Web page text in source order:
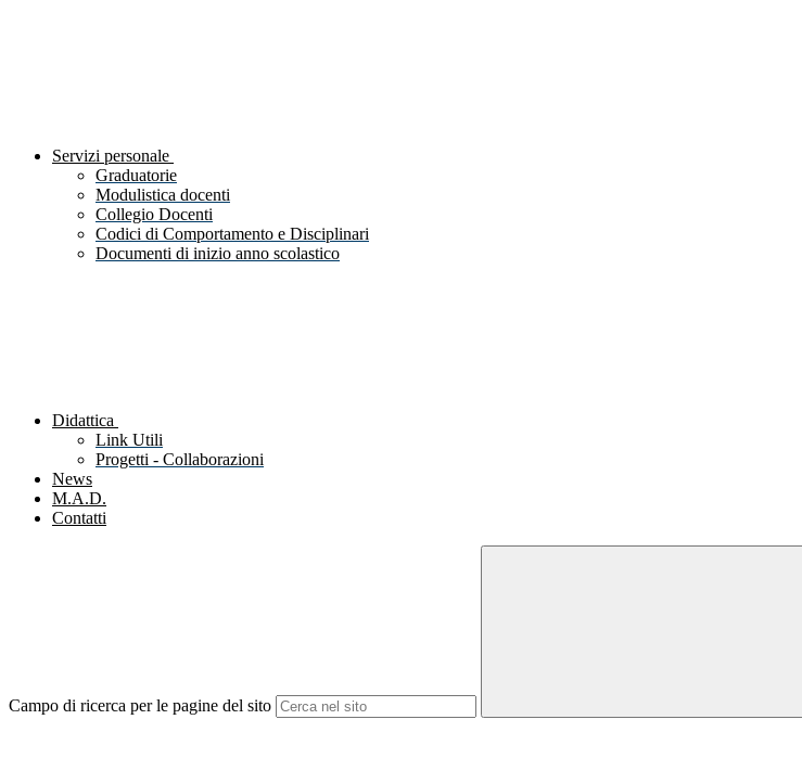
Servizi personale
Graduatorie
Modulistica docenti
Collegio Docenti
Codici di Comportamento e Disciplinari
Documenti di inizio anno scolastico
Didattica
Link Utili
Progetti - Collaborazioni
News
M.A.D.
Contatti
Campo di ricerca per le pagine del sito